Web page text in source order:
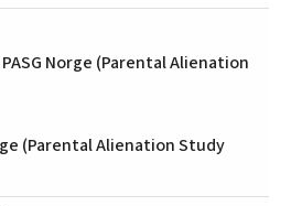
Norge (Parental Alienation
(Parental Alienation Study